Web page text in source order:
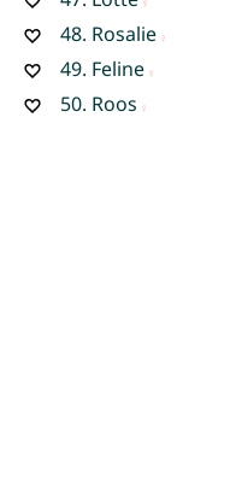
48. Rosalie
49. Feline
50. Roos